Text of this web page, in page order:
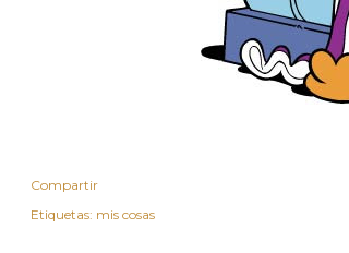
Compartir
Etiquetas: mis cosas